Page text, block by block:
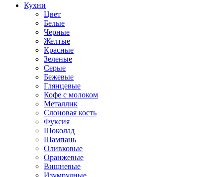
Кухни
Цвет
Белые
Черные
Желтые
Красные
Зеленые
Серые
Бежевые
Глянцевые
Кофе с молоком
Металлик
Слоновая кость
Фуксия
Шоколад
Шампань
Оливковые
Оранжевые
Вишневые
Изумрудные